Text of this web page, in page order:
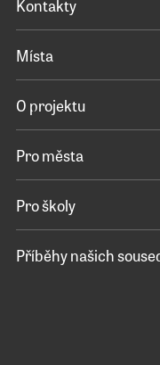
Kontakty
Místa
O projektu
Pro města
Pro školy
Příběhy našich